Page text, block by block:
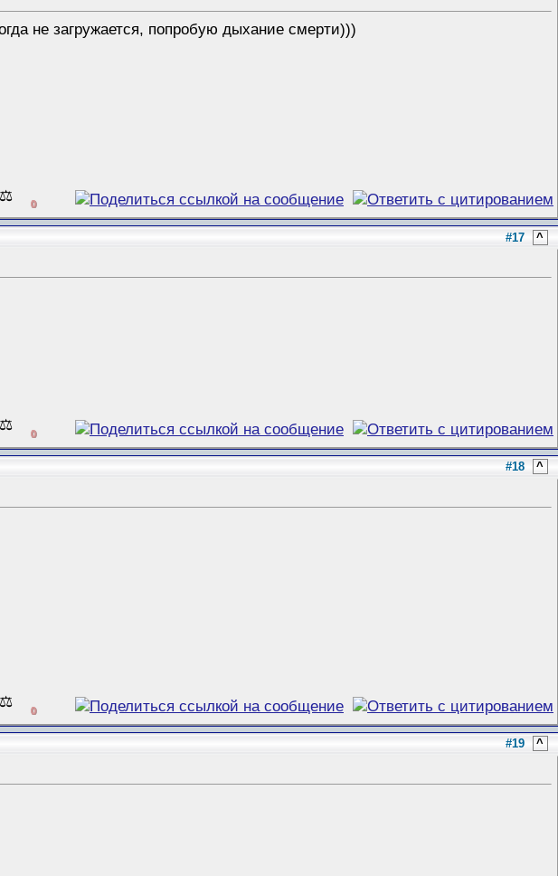
не загружается, попробую дыхание смерти)))
⚖️ 0
#17 ^
⚖️ 0
#18 ^
⚖️ 0
#19 ^